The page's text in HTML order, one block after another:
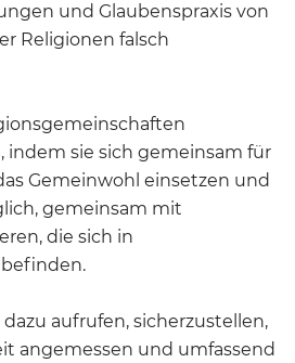
und Glaubenspraxis von
Religionen falsch
indem sie sich gemeinsam für
Gemeinwohl einsetzen und
gemeinsam mit
die sich in
aufrufen, sicherzustellen,
angemessen und umfassend